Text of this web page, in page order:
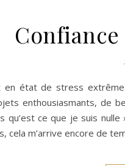
en état de stress
enthousiasmants,
qu’est ce que je suis
cela m’arrive encore de